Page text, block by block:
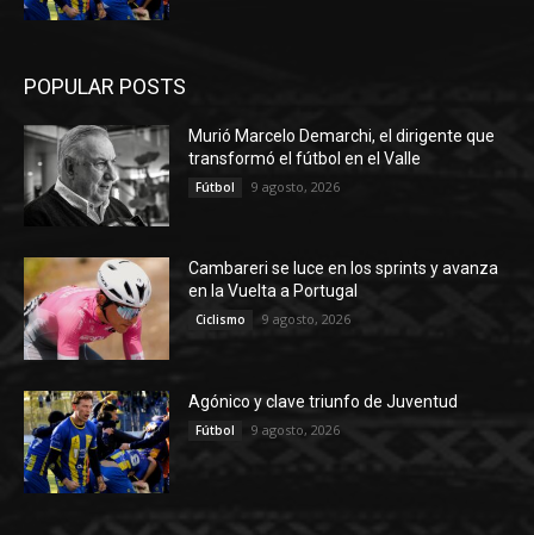
POPULAR POSTS
Murió Marcelo Demarchi, el dirigente que
transformó el fútbol en el Valle
Fútbol 9 agosto, 2026
Cambareri se luce en los sprints y avanza
en la Vuelta a Portugal
Ciclismo 9 agosto, 2026
Agónico y clave triunfo de Juventud
Fútbol 9 agosto, 2026